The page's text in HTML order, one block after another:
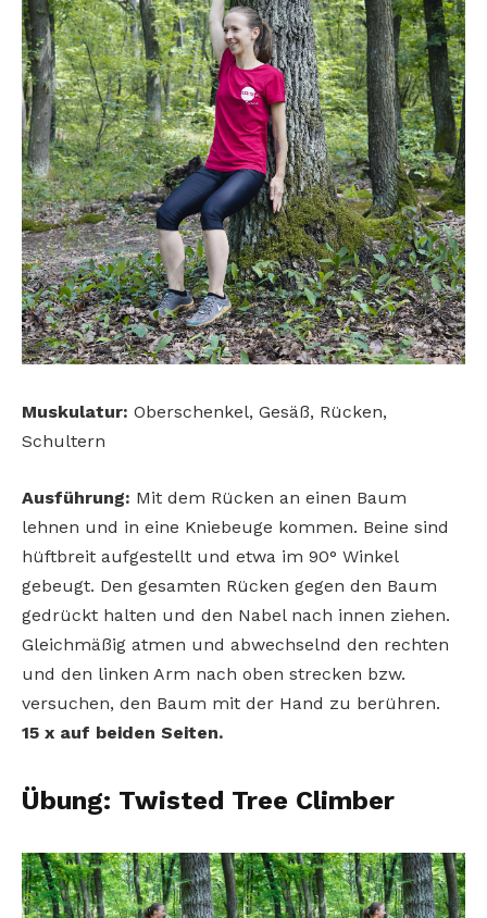
Muskulatur: Oberschenkel, Gesäß, Rücken,
Schultern
Ausführung: Mit dem Rücken an einen Baum
lehnen und in eine Kniebeuge kommen. Beine sind
hüftbreit aufgestellt und etwa im 90° Winkel
gebeugt. Den gesamten Rücken gegen den Baum
gedrückt halten und den Nabel nach innen ziehen.
Gleichmäßig atmen und abwechselnd den rechten
und den linken Arm nach oben strecken bzw.
versuchen, den Baum mit der Hand zu berühren.
15 x auf beiden Seiten.
Übung: Twisted Tree Climber